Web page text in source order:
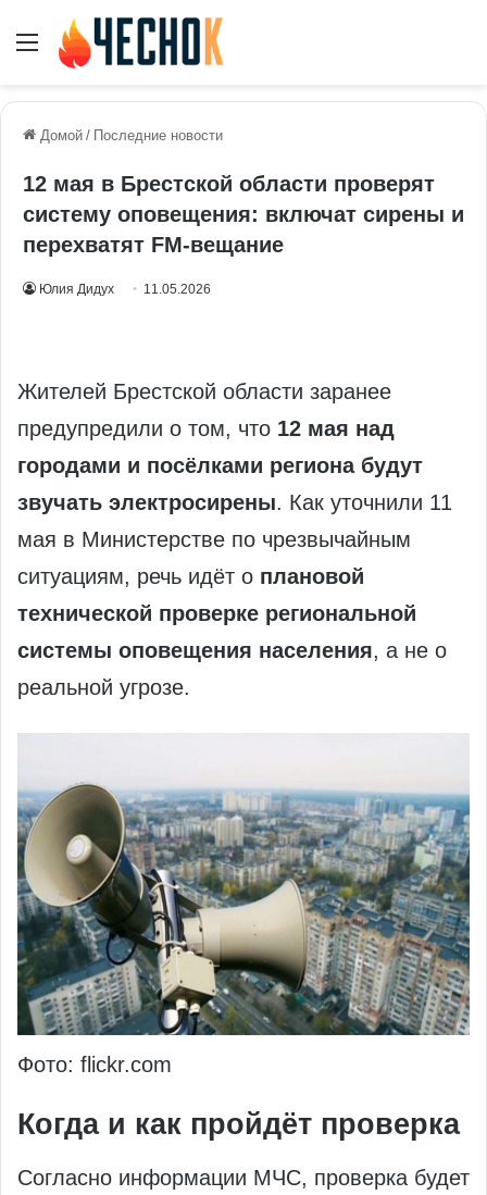
Меню
Домой / Последние новости
12 мая в Брестской области проверят
систему оповещения: включат сирены и
перехватят FM-вещание
Юлия Дидух 11.05.2026
Жителей Брестской области заранее
предупредили о том, что 12 мая над
городами и посёлками региона будут
звучать электросирены. Как уточнили 11
мая в Министерстве по чрезвычайным
ситуациям, речь идёт о плановой
технической проверке региональной
системы оповещения населения, а не о
реальной угрозе.
Фото: flickr.com
Когда и как пройдёт проверка
Согласно информации МЧС, проверка будет